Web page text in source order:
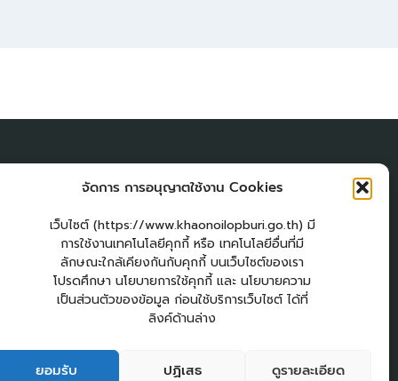
จัดการ การอนุญาตใช้งาน Cookies
เว็บไซต์ (https://www.khaonoilopburi.go.th) มี
การใช้งานเทคโนโลยีคุกกี้ หรือ เทคโนโลยีอื่นที่มี
ลักษณะใกล้เคียงกันกับคุกกี้ บนเว็บไซต์ของเรา
โปรดศึกษา นโยบายการใช้คุกกี้ และ นโยบายความ
เป็นส่วนตัวของข้อมูล ก่อนใช้บริการเว็บไซต์ ได้ที่
ลิงค์ด้านล่าง
ยอมรับ ปฏิเสธ ดูรายละเอียด
ผู้เยี่่ยมชมเว็บไซต์
Login
เข้าสู่ระบบ
แผนผังเว็บไซต์
จัดทำเว็บไซต์
LopburiWebDesign.com
อบต.เขาน้อย คู่มือประชาชน ติดต่อ อบต.